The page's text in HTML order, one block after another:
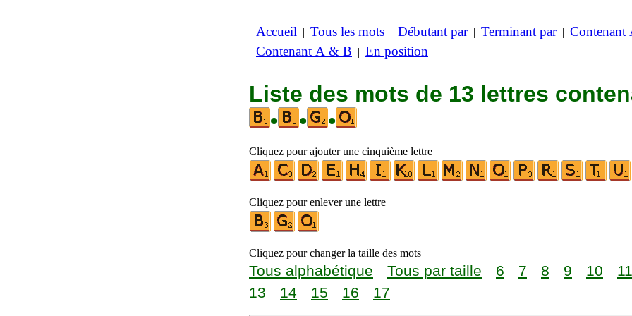
Accueil | Tous les mots | Débutant par| Terminant par| Contenant
Contenant A & B | En position
Liste des mots de 13 lettres
•
• •
Cliquez pour ajouter une cinquième lettre
Cliquez pour enlever une lettre
Cliquez pour changer la taille des mots
Tous alphabétique Tous par taille 6 7 8 9 10 11
13
14 15 16 17